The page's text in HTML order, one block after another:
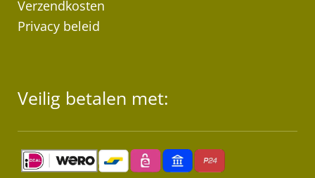
Verzendkosten
Privacy beleid
Veilig betalen met: